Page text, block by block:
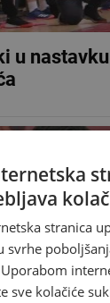
u
stranica
svrhe
sve kolačiće